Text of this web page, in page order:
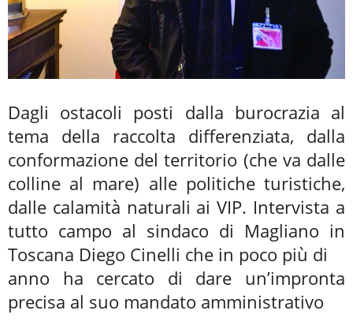
Dagli ostacoli posti dalla burocrazia al
tema della raccolta differenziata, dalla
conformazione del territorio (che va dalle
colline al mare) alle politiche turistiche,
dalle calamità naturali ai VIP. Intervista a
tutto campo al sindaco di Magliano in
Toscana Diego Cinelli che in poco più di
anno ha cercato di dare un’impronta
precisa al suo mandato amministrativo